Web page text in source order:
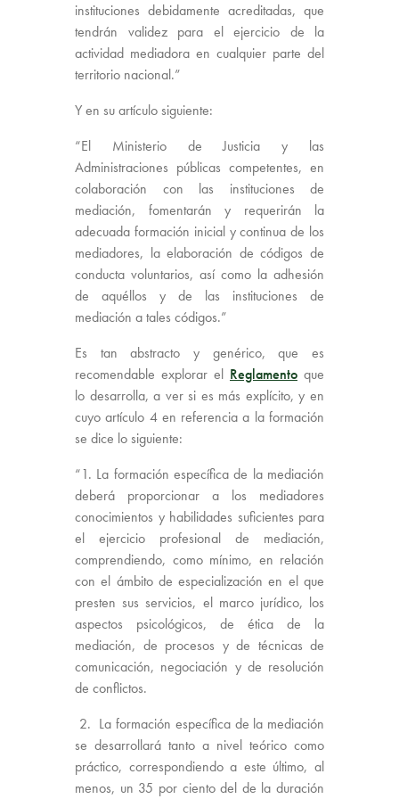
instituciones debidamente acreditadas, que
tendrán validez para el ejercicio de la
actividad mediadora en cualquier parte del
territorio nacional.”
Y en su artículo siguiente:
“El Ministerio de Justicia y las
Administraciones públicas competentes, en
colaboración con las instituciones de
mediación, fomentarán y requerirán la
adecuada formación inicial y continua de los
mediadores, la elaboración de códigos de
conducta voluntarios, así como la adhesión
de aquéllos y de las instituciones de
mediación a tales códigos.”
Es tan abstracto y genérico, que es
recomendable explorar el Reglamento que
lo desarrolla, a ver si es más explícito, y en
cuyo artículo 4 en referencia a la formación
se dice lo siguiente:
“1. La formación específica de la mediación
deberá proporcionar a los mediadores
conocimientos y habilidades suficientes para
el ejercicio profesional de mediación,
comprendiendo, como mínimo, en relación
con el ámbito de especialización en el que
presten sus servicios, el marco jurídico, los
aspectos psicológicos, de ética de la
mediación, de procesos y de técnicas de
comunicación, negociación y de resolución
de conflictos.
2. La formación específica de la mediación
se desarrollará tanto a nivel teórico como
práctico, correspondiendo a este último, al
menos, un 35 por ciento del de la duración